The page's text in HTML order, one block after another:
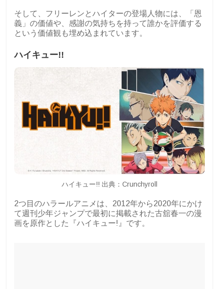
そして、フリーレンとハイターの登場人物には、「恩
義」の価値や、感謝の気持ちを持って誰かを評価する
という価値観も埋め込まれています。
ハイキュー!!
ハイキュー!! 出典：Crunchyroll
2つ目のハラールアニメは、2012年から2020年にかけ
て週刊少年ジャンプで最初に掲載された古舘春一の漫
画を原作とした『ハイキュー!』です。